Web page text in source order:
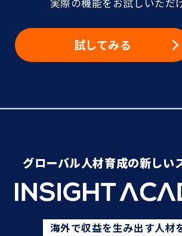
実際の機能をお試しいただ
試してみる
グローバル人材育成の新しい
海外で収益を生み出す人材